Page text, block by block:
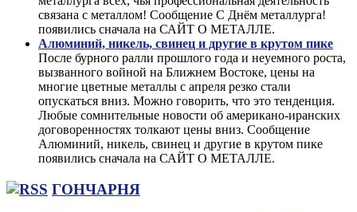
связана с металлом! Сообщение С Днём металлурга!
появились сначала на САЙТ О МЕТАЛЛЕ.
Алюминий, никель, свинец и другие в крутом пике
После бурного ралли прошлого года и неуемного роста,
вызванного войной на Ближнем Востоке, цены на
многие цветные металлы с апреля резко стали
опускаться вниз. Можно говорить, что это тенденция.
Любые сомнительные новости об американо-иранских
договоренностях толкают цены вниз. Сообщение
Алюминий, никель, свинец и другие в крутом пике
появились сначала на САЙТ О МЕТАЛЛЕ.
ГОНЧАРНЯ